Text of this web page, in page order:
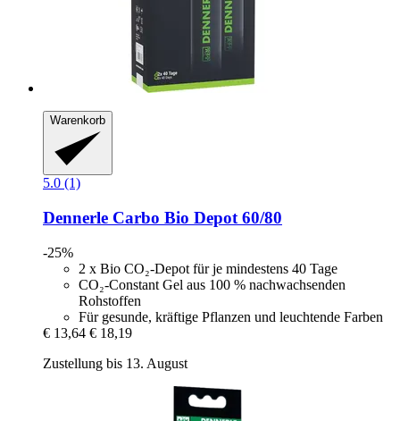
Warenkorb
5.0 (1)
Dennerle Carbo Bio Depot 60/80
-25%
2 x Bio CO₂-Depot für je mindestens 40 Tage
CO₂-Constant Gel aus 100 % nachwachsenden
Rohstoffen
Für gesunde, kräftige Pflanzen und leuchtende Farben
€ 13,64 € 18,19
Zustellung bis 13. August